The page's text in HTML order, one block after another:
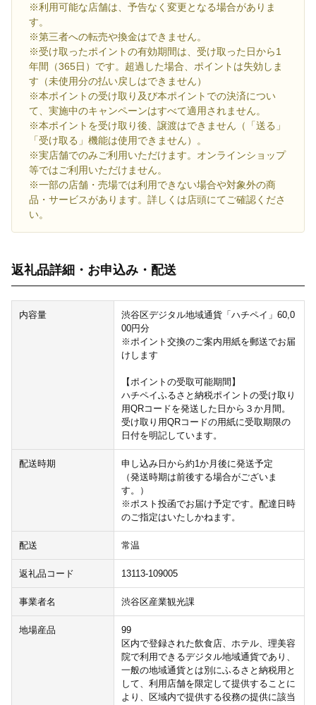
※利用可能な店舗は、予告なく変更となる場合がありま
す。
※第三者への転売や換金はできません。
※受け取ったポイントの有効期間は、受け取った日から1
年間（365日）です。超過した場合、ポイントは失効しま
す（未使用分の払い戻しはできません）
※本ポイントの受け取り及び本ポイントでの決済につい
て、実施中のキャンペーンはすべて適用されません。
※本ポイントを受け取り後、譲渡はできません（「送る」
「受け取る」機能は使用できません）。
※実店舗でのみご利用いただけます。オンラインショップ
等ではご利用いただけません。
※一部の店舗・売場では利用できない場合や対象外の商
品・サービスがあります。詳しくは店頭にてご確認くださ
い。
返礼品詳細・お申込み・配送
内容量
渋谷区デジタル地域通貨「ハチペイ」60,0
00円分
※ポイント交換のご案内用紙を郵送でお届
けします
【ポイントの受取可能期間】
ハチペイふるさと納税ポイントの受け取り
用QRコードを発送した日から３か月間。
受け取り用QRコードの用紙に受取期限の
日付を明記しています。
配送時期
申し込み日から約1か月後に発送予定
（発送時期は前後する場合がございま
す。）
※ポスト投函でお届け予定です。配達日時
のご指定はいたしかねます。
配送 常温
返礼品コード 13113-109005
事業者名 渋谷区産業観光課
地場産品
99
区内で登録された飲食店、ホテル、理美容
院で利用できるデジタル地域通貨であり、
一般の地域通貨とは別にふるさと納税用と
して、利用店舗を限定して提供することに
より、区域内で提供する役務の提供に該当